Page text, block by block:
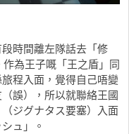
時間離左隊話去「修
為王子嘅「王之盾」同
程入面，覺得自己唔變
誤），所以就聯絡王國
ジグナタス要塞）入面
ュ」。